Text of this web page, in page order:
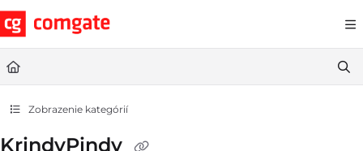
Documentation Index
Fetch the complete documentation index at: https://
Use this file to discover all available pages before exploring further.
Zobrazenie kategórií
KrindyPindy